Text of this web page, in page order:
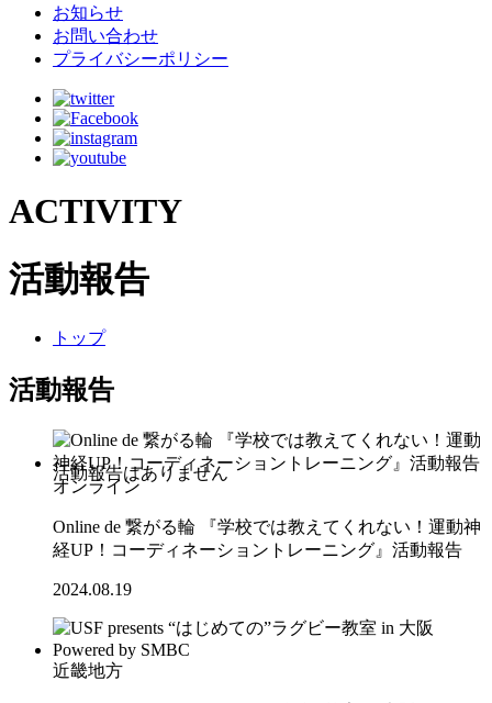
お知らせ
お問い合わせ
プライバシーポリシー
ACTIVITY
活動報告
トップ
活動報告
オンライン
Online de 繋がる輪 『学校では教えてくれない！運動神
経UP！コーディネーショントレーニング』活動報告
2024.08.19
近畿地方